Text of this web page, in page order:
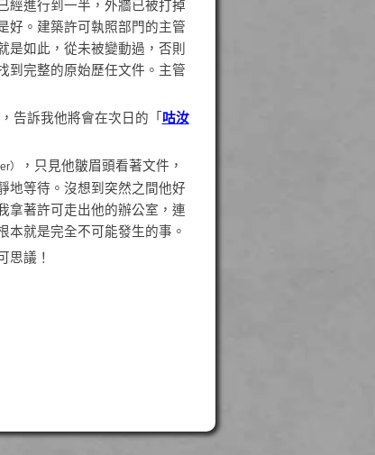
經進行到一半，外牆已被打掉
好。建築許可執照部門的主管
是如此，從未被變動過，否則
到完整的原始歷任文件。主管
告訴我他將會在次日的「 咕汝
）
，只見他皺眉頭看著文件，
地等待。沒想到突然之間他好
拿著許可走出他的辦公室，連
本就是完全不可能發生的事。
思議！